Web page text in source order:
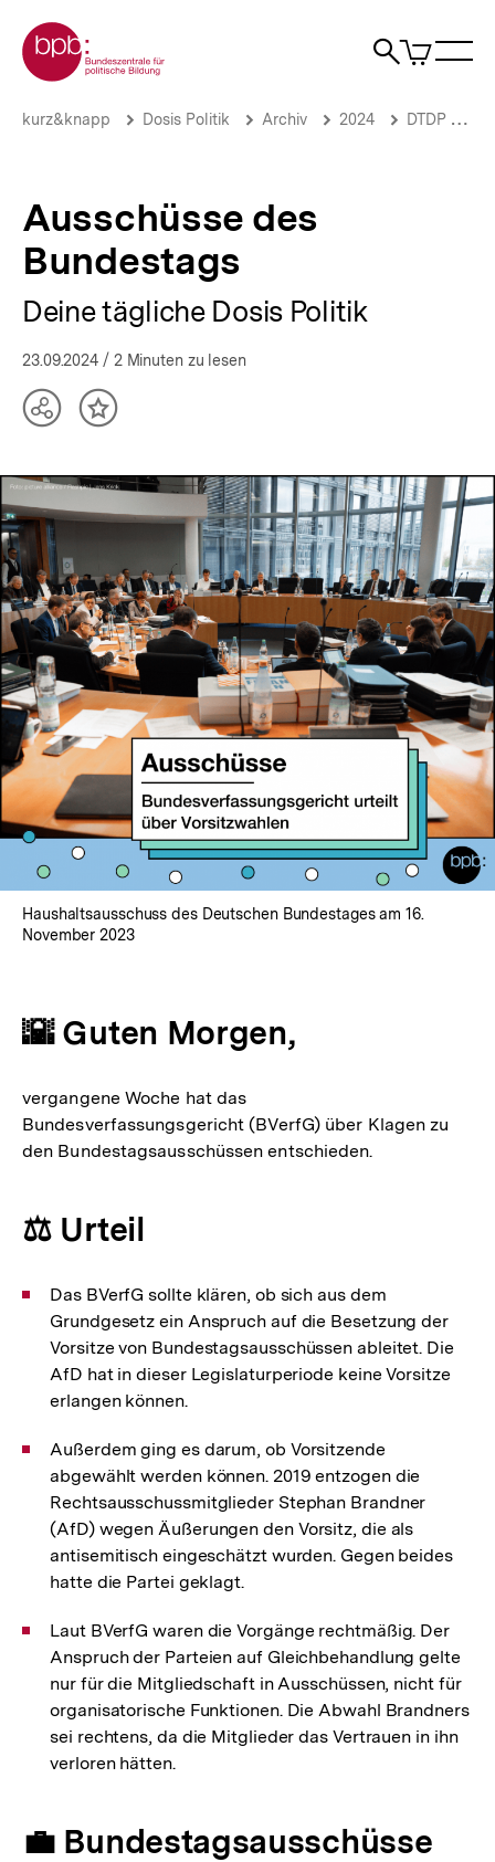
zum
Seiteninhalt
springen
Zur Startseite der bpb
Suche
Artikel
im
Ausschüsse
Deine
tägliche
Dosis
Politik
bpb.de
Brotkrümelnavigation
Pfadnavigation
kurz&knapp Dosis Politik Archiv 2024 DTDP September 2024
Ausschüsse des
Bundestags
Deine tägliche Dosis Politik
23.09.2024 / 2 Minuten zu lesen
TeilenInhalt
Haushaltsausschuss des Deutschen Bundestages am 16.
November 2023
🌇 Guten Morgen,
vergangene Woche hat das
Bundesverfassungsgericht (BVerfG) über Klagen zu
den Bundestagsausschüssen entschieden.
⚖️ Urteil
Das BVerfG sollte klären, ob sich aus dem
Grundgesetz ein Anspruch auf die Besetzung der
Vorsitze von Bundestagsausschüssen ableitet. Die
AfD hat in dieser Legislaturperiode keine Vorsitze
erlangen können.
Außerdem ging es darum, ob Vorsitzende
abgewählt werden können. 2019 entzogen die
Rechtsausschussmitglieder Stephan Brandner
(AfD) wegen Äußerungen den Vorsitz, die als
antisemitisch eingeschätzt wurden. Gegen beides
hatte die Partei geklagt.
Laut BVerfG waren die Vorgänge rechtmäßig. Der
Anspruch der Parteien auf Gleichbehandlung gelte
nur für die Mitgliedschaft in Ausschüssen, nicht für
organisatorische Funktionen. Die Abwahl Brandners
sei rechtens, da die Mitglieder das Vertrauen in ihn
verloren hätten.
💼 Bundestagsausschüsse